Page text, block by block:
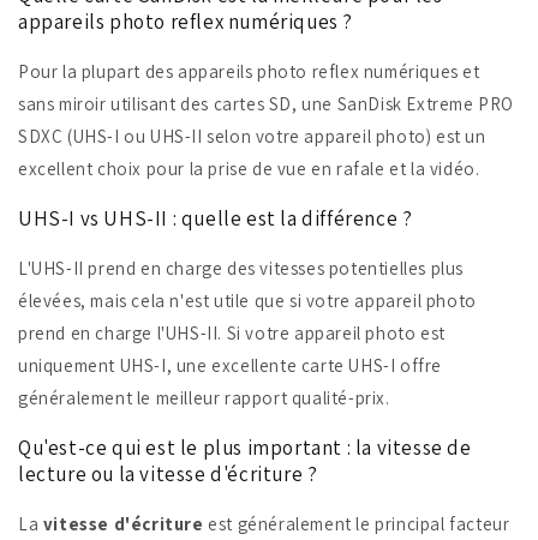
appareils photo reflex numériques ?
Pour la plupart des appareils photo reflex numériques et
sans miroir utilisant des cartes SD, une SanDisk Extreme PRO
SDXC (UHS-I ou UHS-II selon votre appareil photo) est un
excellent choix pour la prise de vue en rafale et la vidéo.
UHS-I vs UHS-II : quelle est la différence ?
L'UHS-II prend en charge des vitesses potentielles plus
élevées, mais cela n'est utile que si votre appareil photo
prend en charge l'UHS-II. Si votre appareil photo est
uniquement UHS-I, une excellente carte UHS-I offre
généralement le meilleur rapport qualité-prix.
Qu'est-ce qui est le plus important : la vitesse de
lecture ou la vitesse d'écriture ?
La vitesse d'écriture est généralement le principal facteur